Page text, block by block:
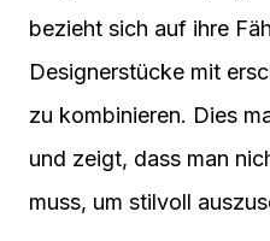
bezieht sich auf ihre
Designerstücke mit
zu kombinieren. Dies
und zeigt, dass man
muss, um stilvoll